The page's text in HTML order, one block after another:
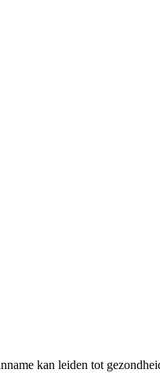
kan leiden tot